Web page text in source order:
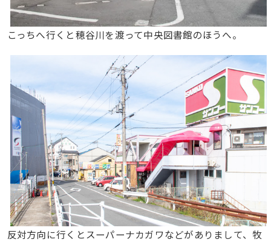
こっちへ行くと穂谷川を渡って中央図書館のほうへ。
反対方向に行くとスーパーナカガワなどがありまして、牧